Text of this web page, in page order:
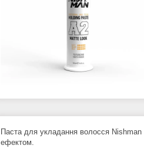
Паста для укладання волосся Nishman
ефектом.